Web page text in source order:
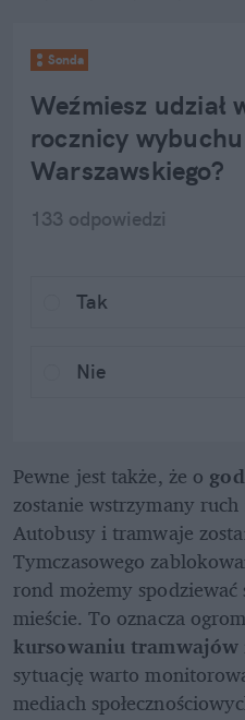
Sonda
Weźmiesz udział
rocznicy
Warszawskiego?
133 odpowiedzi
Tak
Nie
Pewne jest także, że o
zostanie wstrzymany
Autobusy i tramwaje
Tymczasowego
rond możemy spodziewać
mieście. To oznacza
kursowaniu tramwajów
sytuację warto
mediach